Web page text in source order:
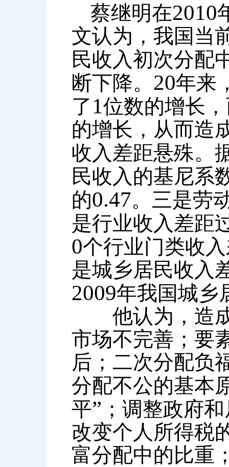
蔡继明在2010
文认为，我国当
民收入初次分配
断下降。 20年来
了 1位数的增长
的增长，从而造
收入差距悬殊。
民收入的基尼系
的0.47。三是劳
是行业收入差距
0个行业门类收
是城乡居民收入
2009年我国城乡
他认为，造成
市场不完善；要
后；二次分配负
分配不公的基本
平” ；调整政府
改变个人所得税
富分配中的比重